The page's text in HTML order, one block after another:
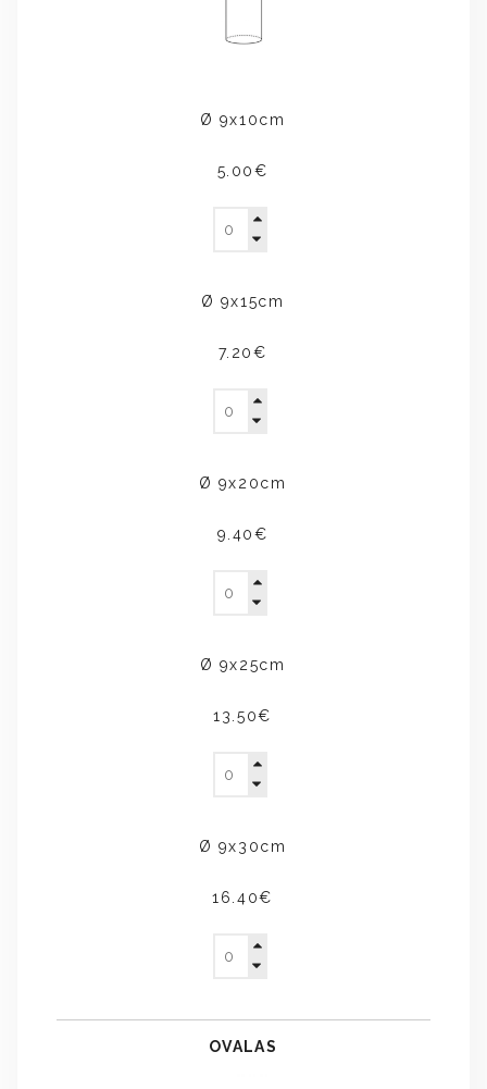
Ø 9x10cm
5.00€
Ø 9x15cm
7.20€
Ø 9x20cm
9.40€
Ø 9x25cm
13.50€
Ø 9x30cm
16.40€
OVALAS